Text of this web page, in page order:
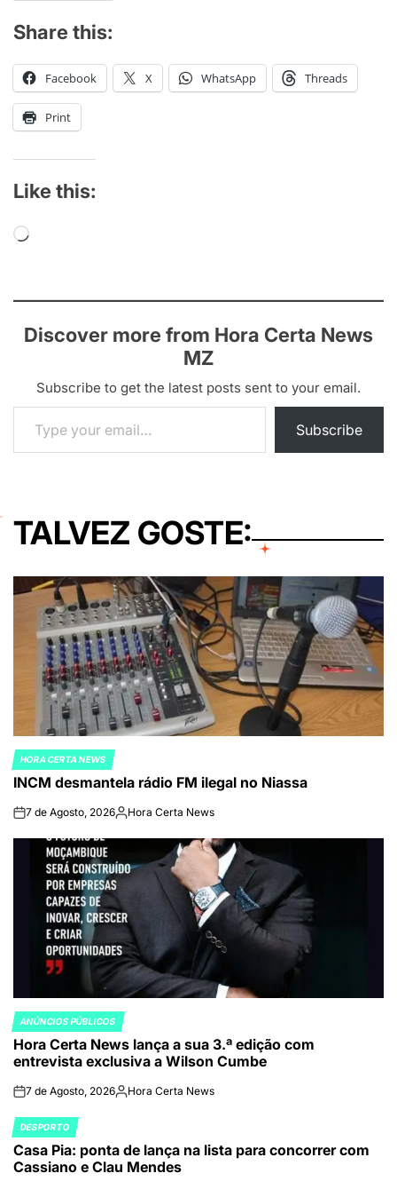
Share this:
Facebook X WhatsApp Threads
Print
Like this:
Loading…
Discover more from Hora Certa News
MZ
Subscribe to get the latest posts sent to your email.
Type your email…
Subscribe
TALVEZ GOSTE:
POSTED
IN
HORA CERTA NEWS
INCM desmantela rádio FM ilegal no Niassa
on7 de Agosto, 2026Publicado
Hora Certa News
POSTED
IN
ANÚNCIOS PÚBLICOS
Hora Certa News lança a sua 3.ª edição com
entrevista exclusiva a Wilson Cumbe
on7 de Agosto, 2026Publicado
Hora Certa News
POSTED
IN
DESPORTO
Casa Pia: ponta de lança na lista para concorrer com
Cassiano e Clau Mendes